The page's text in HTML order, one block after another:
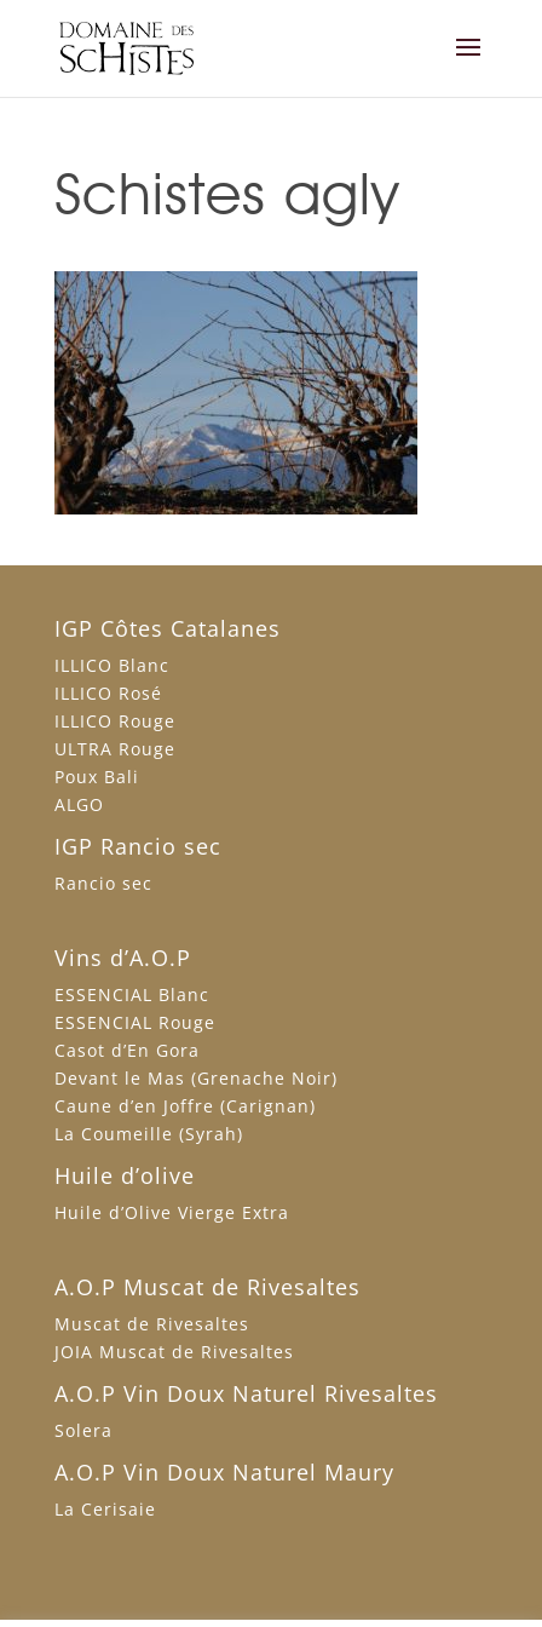
Schistes agly
IGP Côtes Catalanes
ILLICO Blanc
ILLICO Rosé
ILLICO Rouge
ULTRA Rouge
Poux Bali
ALGO
IGP Rancio sec
Rancio sec
Vins d’A.O.P
ESSENCIAL Blanc
ESSENCIAL Rouge
Casot d’En Gora
Devant le Mas (Grenache Noir)
Caune d’en Joffre (Carignan)
La Coumeille (Syrah)
Huile d’olive
Huile d’Olive Vierge Extra
A.O.P Muscat de Rivesaltes
Muscat de Rivesaltes
JOIA Muscat de Rivesaltes
A.O.P Vin Doux Naturel Rivesaltes
Solera
A.O.P Vin Doux Naturel Maury
La Cerisaie